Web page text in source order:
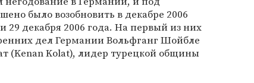
было возобновить в декабре 2006
29 декабря 2006 года. На первый из них
дел Германии Вольфганг Шойбле
(Kenan Kolat), лидер турецкой общины